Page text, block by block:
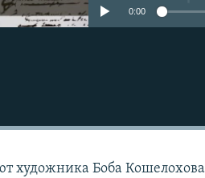
0:00
художника Боба Кошелохова